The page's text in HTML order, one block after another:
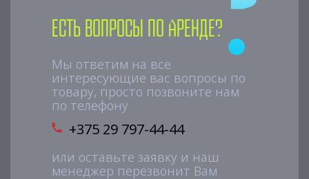
Есть вопросы по аренде?
Мы ответим на все
интересующие вас вопросы по
товару, просто позвоните нам
по телефону
+375 29 797-44-44
или оставьте заявку и наш
менеджер перезвонит Вам